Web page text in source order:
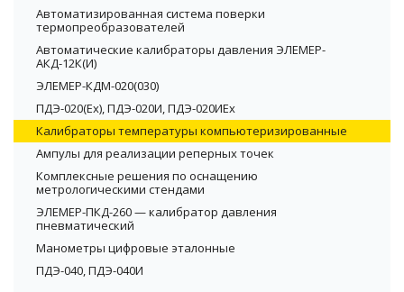
Автоматизированная система поверки
термопреобразователей
Автоматические калибраторы давления ЭЛЕМЕР-
АКД-12К(И)
ЭЛЕМЕР-КДМ-020(030)
ПДЭ-020(Ex), ПДЭ-020И, ПДЭ-020ИEx
Калибраторы температуры компьютеризированные
Ампулы для реализации реперных точек
Комплексные решения по оснащению
метрологическими стендами
ЭЛЕМЕР-ПКД-260 — калибратор давления
пневматический
Манометры цифровые эталонные
ПДЭ-040, ПДЭ-040И